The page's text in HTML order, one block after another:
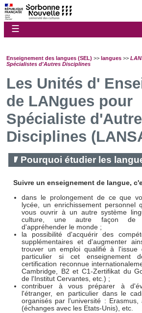
☰
Enseignement des langues (SEL) >> langues >>
Spécialistes d'Autres Disciplines
Les Unités d'
de LANgues pour
Spécialiste
Disciplines
Pourquoi étudier les
Suivre un enseignement de langue,
dans le prolongement de ce que
lycée, un enrichissement personnel
vous ouvrir à un autre système
culture, une autre façon de
d'appréhender le monde ;
la possibilité d'acquérir des
supplémentaires et d'augmenter
trouver un emploi qualifié à l'issue
particulier si cet enseignement
certification reconnue
Cambridge, B2 et C1-Zertifikat du
de l'Institut Cervantes, etc.) ;
contribuer à vous préparer à
l'étranger, en particulier dans le
organisés par l'université : Erasmus,
(échanges avec les Etats-Unis), etc.